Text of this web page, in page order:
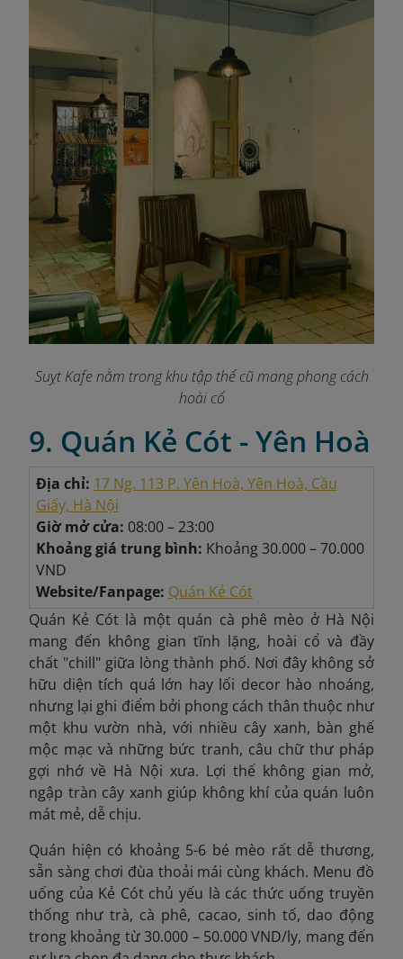
Suỵt Kafe nằm trong khu tập thể cũ mang phong cách
hoài cổ
9. Quán Kẻ Cót - Yên Hoà
Địa chỉ: 17 Ng. 113 P. Yên Hoà, Yên Hoà, Cầu
Giấy, Hà Nội
Giờ mở cửa: 08:00 – 23:00
Khoảng giá trung bình: Khoảng 30.000 – 70.000
VND
Website/Fanpage: Quán Kẻ Cót
Quán Kẻ Cót là một quán cà phê mèo ở Hà Nội
mang đến không gian tĩnh lặng, hoài cổ và đầy
chất "chill" giữa lòng thành phố. Nơi đây không sở
hữu diện tích quá lớn hay lối decor hào nhoáng,
nhưng lại ghi điểm bởi phong cách thân thuộc như
một khu vườn nhà, với nhiều cây xanh, bàn ghế
mộc mạc và những bức tranh, câu chữ thư pháp
gợi nhớ về Hà Nội xưa. Lợi thế không gian mở,
ngập tràn cây xanh giúp không khí của quán luôn
mát mẻ, dễ chịu.
Quán hiện có khoảng 5-6 bé mèo rất dễ thương,
sẵn sàng chơi đùa thoải mái cùng khách. Menu đồ
uống của Kẻ Cót chủ yếu là các thức uống truyền
thống như trà, cà phê, cacao, sinh tố, dao động
trong khoảng từ 30.000 – 50.000 VND/ly, mang đến